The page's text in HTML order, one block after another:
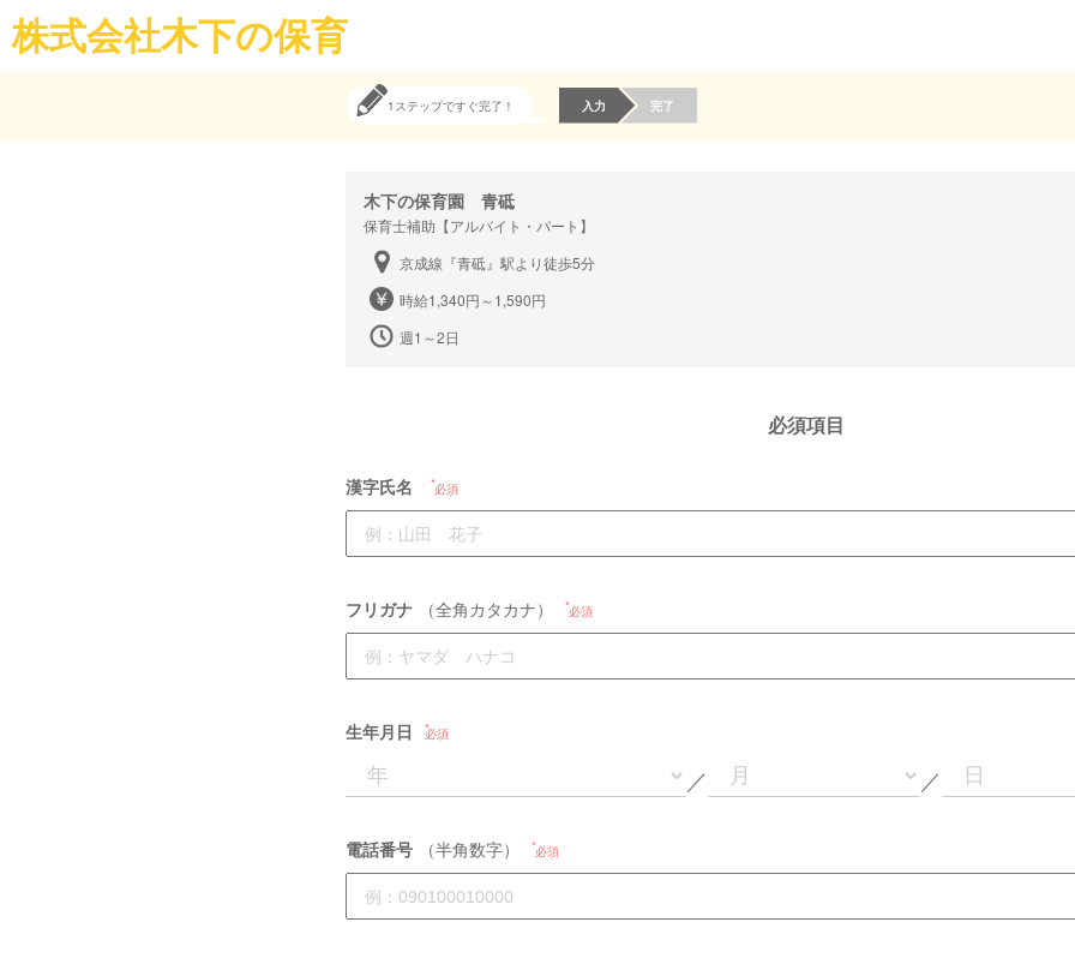
株式会社木下の保育
1ステップですぐ完了！ 入力 完了
木下の保育園 青砥
保育士補助【アルバイト・パート】
京成線『青砥』駅より徒歩5分
時給1,340円～1,590円
週1～2日
必須項目
漢字氏名 必須
フリガナ （全角カタカナ） 必須
生年月日 必須
／ ／
電話番号 （半角数字） 必須